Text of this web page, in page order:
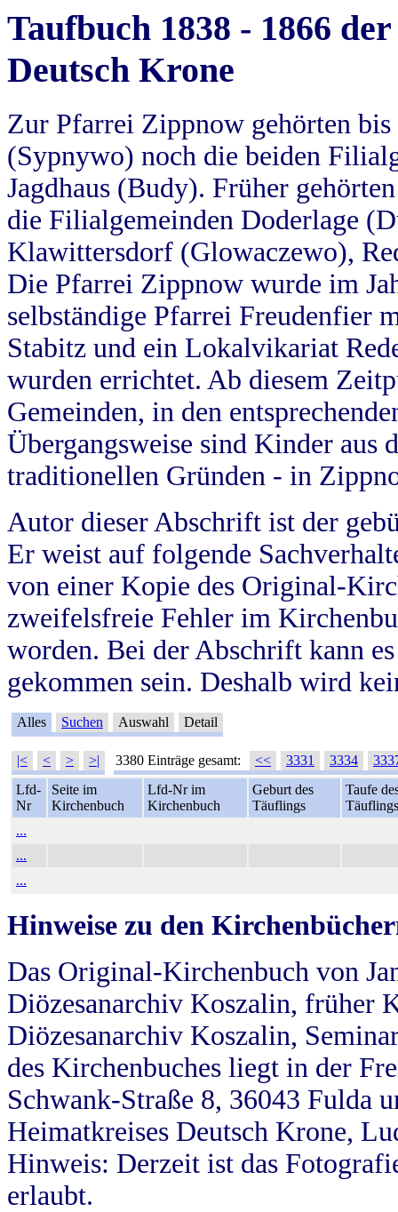
Taufbuch 1838 - 1866
Deutsch Krone
Zur Pfarrei Zippnow gehörten
(Sypnywo) noch die beiden
Jagdhaus (Budy). Früher
die Filialgemeinden Doderlage
Klawittersdorf (Glowaczewo),
Die Pfarrei Zippnow wurde im
selbständige Pfarrei Freudenfier
Stabitz und ein Lokalvikariat
wurden errichtet. Ab diesem
Gemeinden, in den
Übergangsweise sind Kinder aus
traditionellen Gründen - in
Autor dieser Abschrift ist der
Er weist auf folgende
von einer Kopie des Original-
zweifelsfreie Fehler im
worden. Bei der Abschrift kann
gekommen sein. Deshalb wird
Alles Suchen Auswahl Detail
|< < > >| 3380 Einträge gesamt: << 3331 3334
Lfd-
Nr
Seite im
Kirchenbuch
Lfd-Nr im
Kirchenbuch
Geburt des
Täuflings
Taufe
Täuflings
...
...
...
Hinweise zu den
Das Original-Kirchenbuch von
Diözesanarchiv Koszalin, früher
Diözesanarchiv Koszalin,
des Kirchenbuches liegt in der
Schwank-Straße 8, 36043 Fulda
Heimatkreises Deutsch Krone,
Hinweis: Derzeit ist das
erlaubt.